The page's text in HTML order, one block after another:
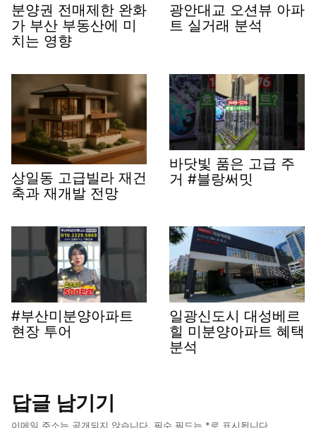
분양권 전매제한 완화
가 부산 부동산에 미
치는 영향
광안대교 오션뷰 아파
트 실거래 분석
상일동 고급빌라 재건
축과 재개발 전망
바닷빛 품은 고급 주
거 #블랑써밋
#부산미분양아파트
현장 투어
일광신도시 대성베르
힐 미분양아파트 혜택
분석
답글 남기기
이메일 주소는 공개되지 않습니다. 필수 필드는 *로 표시됩니다